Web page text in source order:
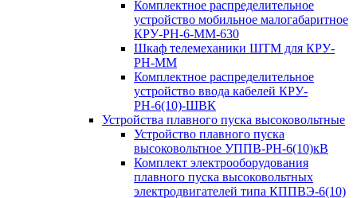
Комплектное распределительное
устройство мобильное малогабаритное
КРУ-РН-6-ММ-630
Шкаф телемеханики ШТМ для КРУ-
РН-ММ
Комплектное распределительное
устройство ввода кабелей КРУ-
РН-6(10)-ШВК
Устройства плавного пуска высоковольтные
Устройство плавного пуска
высоковольтное УППВ-РН-6(10)кВ
Комплект электрооборудования
плавного пуска высоковольтных
электродвигателей типа КППВЭ-6(10)